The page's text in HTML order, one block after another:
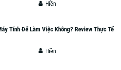
Hiền
Tính Để Làm Việc Không? Review Thực Tế
Hiền